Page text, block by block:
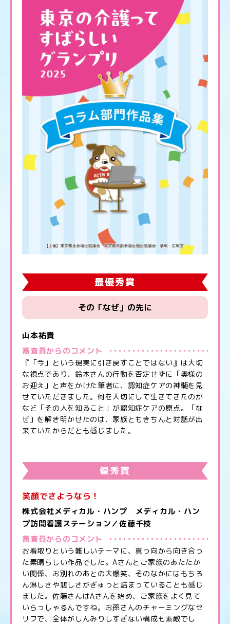
最優秀賞
その「なぜ」の先に
山本祐貴
審査員からのコメント
『「今」という現実に引き戻すことではない』は大切
な視点であり、鈴木さんの行動を否定せずに「奥様の
お迎え」と声をかけた筆者に、認知症ケアの神髄を見
せていただきました。何を大切にして生きてきたのか
など「その人を知ること」が認知症ケアの原点。「な
ぜ」を解き明かせたのは、家族ともきちんと対話が出
来ていたからだとも感じました。
優秀賞
笑顔でさようなら！
株式会社メディカル・ハンプ メディカル・ハン
プ訪問看護ステーション／佐藤千枝
審査員からのコメント
お看取りという難しいテーマに、真っ向から向き合っ
た素晴らしい作品でした。Aさんとご家族のあたたか
い関係、お別れのあとの大爆笑、そのなかにはもちろ
ん淋しさや悲しさがぎゅっと詰まっていることも感じ
ました。佐藤さんはAさんを始め、ご家族をよく見て
いらっしゃるんですね。お孫さんのチャーミングなセ
リフで、全体がしんみりしすぎない構成も素敵でし